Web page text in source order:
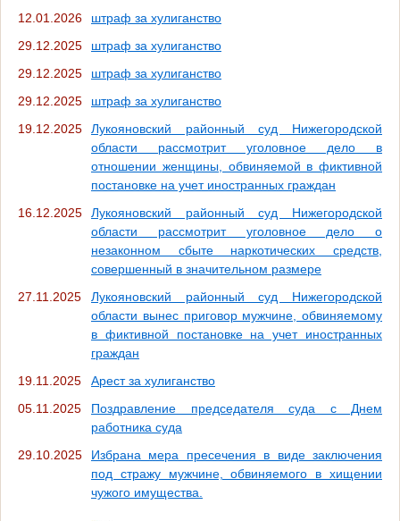
12.01.2026
штраф за хулиганство
29.12.2025
штраф за хулиганство
29.12.2025
штраф за хулиганство
29.12.2025
штраф за хулиганство
19.12.2025
Лукояновский районный суд Нижегородской
области рассмотрит уголовное дело в
отношении женщины, обвиняемой в фиктивной
постановке на учет иностранных граждан
16.12.2025
Лукояновский районный суд Нижегородской
области рассмотрит уголовное дело о
незаконном сбыте наркотических средств,
совершенный в значительном размере
27.11.2025
Лукояновский районный суд Нижегородской
области вынес приговор мужчине, обвиняемому
в фиктивной постановке на учет иностранных
граждан
19.11.2025
Арест за хулиганство
05.11.2025
Поздравление председателя суда с Днем
работника суда
29.10.2025
Избрана мера пресечения в виде заключения
под стражу мужчине, обвиняемого в хищении
чужого имущества.